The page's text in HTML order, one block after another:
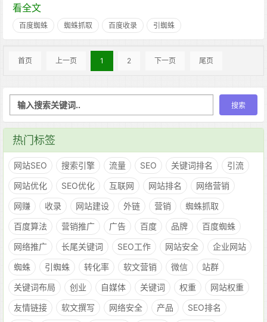
看全文
百度蜘蛛 蜘蛛抓取 百度收录 引蜘蛛
首页 上一页 1 2 下一页 尾页
热门标签
网站SEO 搜索引擎 流量 SEO 关键词排名
引流
网站优化
SEO优化 互联网 网站排名
网络营销
网赚
收录 网站建设 外链 营销
蜘蛛抓取
百度算法
营销推广 广告 百度 品牌
百度蜘蛛
网络推广
长尾关键词 SEO工作 网站安全
企业网站
蜘蛛
引蜘蛛 转化率 软文营销 微信
站群
关键词布局
创业 自媒体 关键词 权重
网站权重
友情链接
软文撰写 网络安全 产品
SEO排名